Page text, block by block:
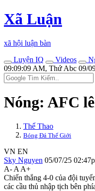
Xã Luận
xã hội luận bàn
Luyện IQ
Videos
09:09:09 AM, Thứ Abc 09/
Nóng: AFC
Thể Thao
Bóng Đá Thế Giới
VN EN
Sky Nguyen 05/07/25
A- A A+
Chiến thắng 4-0 của đội
các cầu thủ nhập tịch bên